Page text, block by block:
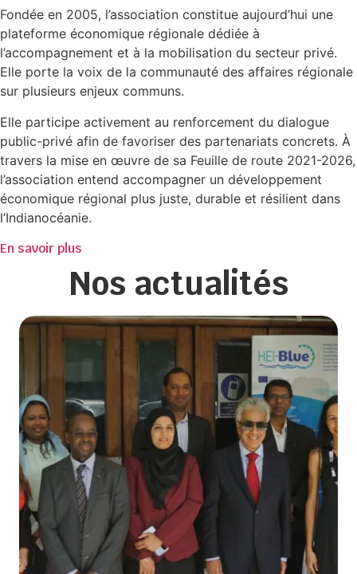
Fondée en 2005, l’association constitue aujourd’hui une
plateforme économique régionale dédiée à
l’accompagnement et à la mobilisation du secteur privé.
Elle porte la voix de la communauté des affaires régionale
sur plusieurs enjeux communs.
Elle participe activement au renforcement du dialogue
public-privé afin de favoriser des partenariats concrets. À
travers la mise en œuvre de sa Feuille de route 2021-2026,
l’association entend accompagner un développement
économique régional plus juste, durable et résilient dans
l’Indianocéanie.
En savoir plus
Nos actualités